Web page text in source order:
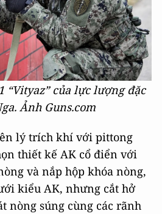
“Vityaz” của lực lượng đặc
Ảnh Guns.com
lý trích khí với pittong
thiết kế AK cổ điển với
và nắp hộp khóa nòng,
kiểu AK, nhưng cắt hở
nòng súng cùng các rãnh